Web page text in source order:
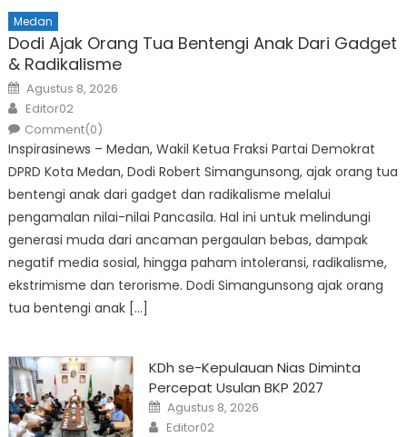
Medan
Dodi Ajak Orang Tua Bentengi Anak Dari Gadget
& Radikalisme
Posted
on
Agustus 8, 2026
Author
Editor02
Comment(0)
Inspirasinews – Medan, Wakil Ketua Fraksi Partai Demokrat
DPRD Kota Medan, Dodi Robert Simangunsong, ajak orang tua
bentengi anak dari gadget dan radikalisme melalui
pengamalan nilai-nilai Pancasila. Hal ini untuk melindungi
generasi muda dari ancaman pergaulan bebas, dampak
negatif media sosial, hingga paham intoleransi, radikalisme,
ekstrimisme dan terorisme. Dodi Simangunsong ajak orang
tua bentengi anak […]
KDh se-Kepulauan Nias Diminta
Percepat Usulan BKP 2027
Posted
on
Agustus 8, 2026
Author
Editor02